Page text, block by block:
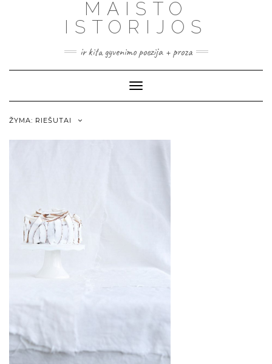
MAISTO
ISTORIJOS
ir kita gyvenimo poezija + proza
Toggle
Navigation
ŽYMA: RIEŠUTAI